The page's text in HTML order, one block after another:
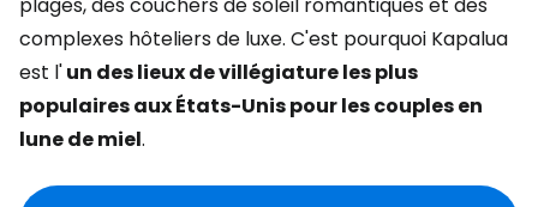
complexes hôteliers de luxe. C'est pourquoi Kapalua
est l'un des lieux de villégiature les plus
populaires aux États-Unis pour les couples en
lune de miel.